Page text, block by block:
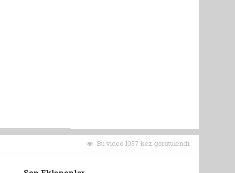
Bu video 1057 kez görütülendi.